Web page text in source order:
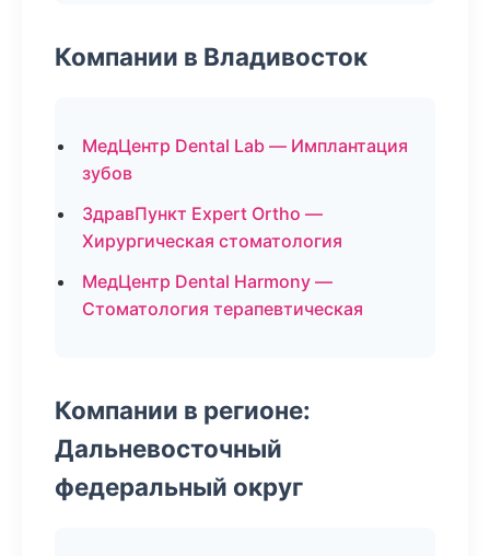
Компании в Владивосток
МедЦентр Dental Lab — Имплантация
зубов
ЗдравПункт Expert Ortho —
Хирургическая стоматология
МедЦентр Dental Harmony —
Стоматология терапевтическая
Компании в регионе:
Дальневосточный
федеральный округ